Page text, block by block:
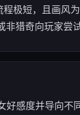
极短，且画风
猎奇向玩家尝试
感度并导向